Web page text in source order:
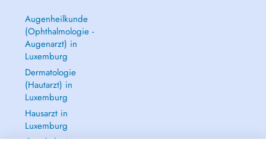
Augenheilkunde
(Ophthalmologie -
Augenarzt) in
Luxemburg
Dermatologie
(Hautarzt) in
Luxemburg
Hausarzt in
Luxemburg
Gynäkologie